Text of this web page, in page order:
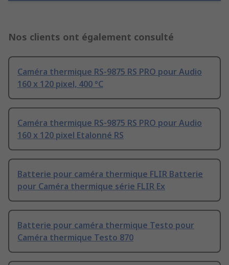
Nos clients ont également consulté
Caméra thermique RS-9875 RS PRO pour Audio
160 x 120 pixel, 400 °C
Caméra thermique RS-9875 RS PRO pour Audio
160 x 120 pixel Etalonné RS
Batterie pour caméra thermique FLIR Batterie
pour Caméra thermique série FLIR Ex
Batterie pour caméra thermique Testo pour
Caméra thermique Testo 870